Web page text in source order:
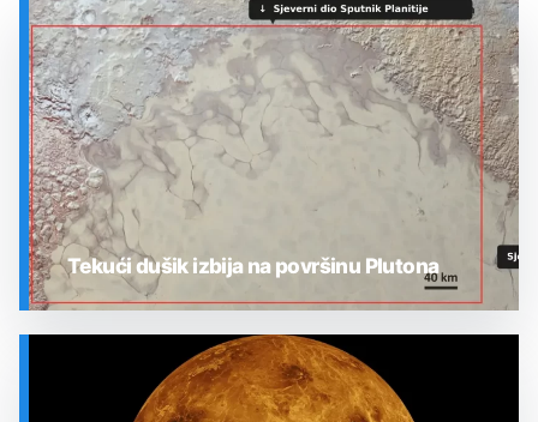
Tekući dušik izbija na površinu Plutona